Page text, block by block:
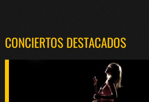
CONCIERTOS DESTACADOS